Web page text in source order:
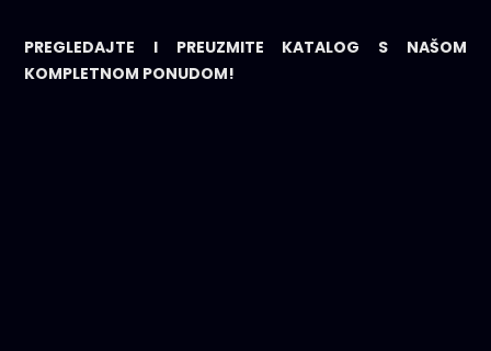
PREGLEDAJTE I PREUZMITE KATALOG S NAŠOM
KOMPLETNOM PONUDOM!